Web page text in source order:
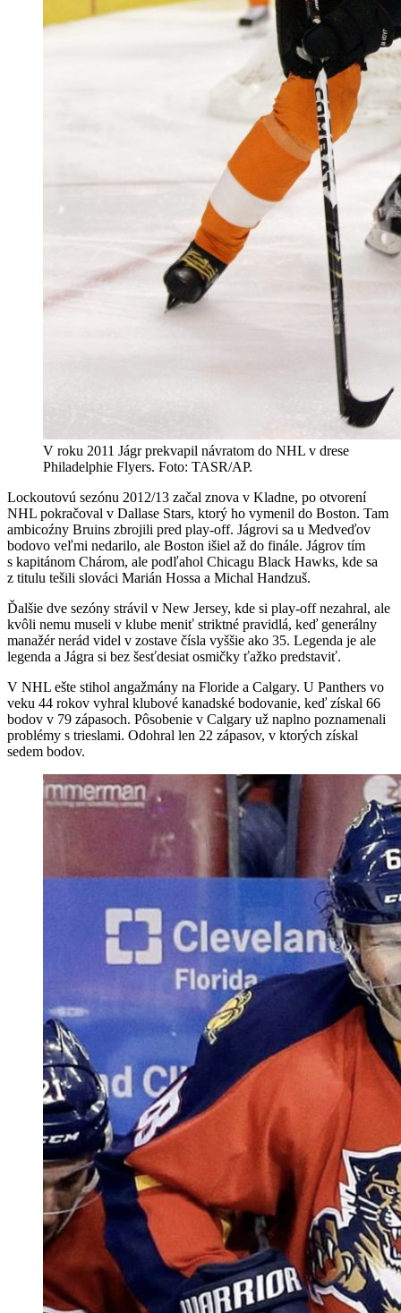
V roku 2011 Jágr prekvapil návratom do NHL v drese
Philadelphie Flyers. Foto: TASR/AP.
Lockoutovú sezónu 2012/13 začal znova v Kladne, po otvorení
NHL pokračoval v Dallase Stars, ktorý ho vymenil do Boston. Tam
ambicoźny Bruins zbrojili pred play-off. Jágrovi sa u Medveďov
bodovo veľmi nedarilo, ale Boston išiel až do finále. Jágrov tím
s kapitánom Chárom, ale podľahol Chicagu Black Hawks, kde sa
z titulu tešili slováci Marián Hossa a Michal Handzuš.
Ďalšie dve sezóny strávil v New Jersey, kde si play-off nezahral, ale
kvôli nemu museli v klube meniť striktné pravidlá, keď generálny
manažér nerád videl v zostave čísla vyššie ako 35. Legenda je ale
legenda a Jágra si bez šesťdesiat osmičky ťažko predstaviť.
V NHL ešte stihol angažmány na Floride a Calgary. U Panthers vo
veku 44 rokov vyhral klubové kanadské bodovanie, keď získal 66
bodov v 79 zápasoch. Pôsobenie v Calgary už naplno poznamenali
problémy s trieslami. Odohral len 22 zápasov, v ktorých získal
sedem bodov.